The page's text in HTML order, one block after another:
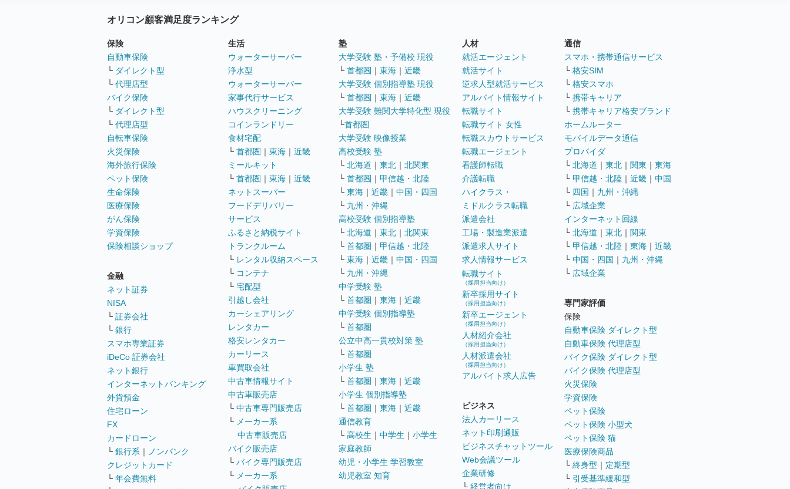
オリコン顧客満足度ランキング
保険
自動車保険
└ ダイレクト型
└ 代理店型
バイク保険
└ ダイレクト型
└ 代理店型
自転車保険
火災保険
海外旅行保険
ペット保険
生命保険
医療保険
がん保険
学資保険
保険相談ショップ
金融
ネット証券
NISA
└ 証券会社
└ 銀行
スマホ専業証券
iDeCo 証券会社
ネット銀行
インターネットバンキング
外貨預金
住宅ローン
FX
カードローン
└ 銀行系 ｜
ノンバンク
クレジットカード
└ 年会費無料
生活
ウォーターサーバー
浄水型
ウォーターサーバー
家事代行サービス
ハウスクリーニング
コインランドリー
食材宅配
└ 首都圏 ｜ 東海 ｜ 近畿
ミールキット
└ 首都圏 ｜ 東海 ｜ 近畿
ネットスーパー
フードデリバリー
サービス
ふるさと納税サイト
トランクルーム
└ レンタル収納スペース
└ コンテナ
└ 宅配型
引越し会社
カーシェアリング
レンタカー
格安レンタカー
カーリース
車買取会社
中古車情報サイト
中古車販売店
└ 中古車専門販売店
└ メーカー系
中古車販売店
バイク販売店
└ バイク専門販売店
└ メーカー系
塾
大学受験 塾・予備校 現役
└ 首都圏 ｜ 東海 ｜ 近畿
大学受験 個別指導塾 現役
└ 首都圏 ｜ 東海 ｜ 近畿
大学受験 難関大学特化型 現役
└首都圏
大学受験 映像授業
高校受験 塾
└ 北海道 ｜ 東北 ｜ 北関東
└ 首都圏 ｜ 甲信越・北陸
└ 東海 ｜ 近畿 ｜ 中国・四国
└ 九州・沖縄
高校受験 個別指導塾
└ 北海道 ｜ 東北 ｜ 北関東
└ 首都圏 ｜ 甲信越・北陸
└ 東海 ｜ 近畿 ｜ 中国・四国
└ 九州・沖縄
中学受験 塾
└ 首都圏 ｜ 東海 ｜ 近畿
中学受験 個別指導塾
└ 首都圏
公立中高一貫校対策 塾
└ 首都圏
小学生 塾
└ 首都圏 ｜ 東海 ｜ 近畿
小学生 個別指導塾
└ 首都圏 ｜ 東海 ｜ 近畿
通信教育
└ 高校生 ｜ 中学生 ｜ 小学生
家庭教師
幼児・小学生 学習教室
幼児教室 知育
人材
就活エージェント
就活サイト
逆求人型就活サービス
アルバイト情報サイト
転職サイト
転職サイト 女性
転職スカウトサービス
転職エージェント
看護師転職
介護転職
ハイクラス・
ミドルクラス転職
派遣会社
工場・製造業派遣
派遣求人サイト
求人情報サービス
転職サイト
（採用担当向け）
新卒採用サイト
（採用担当向け）
新卒エージェント
（採用担当向け）
人材紹介会社
（採用担当向け）
人材派遣会社
（採用担当向け）
アルバイト求人広告
ビジネス
法人カーリース
ネット印刷通販
ビジネスチャットツール
Web会議ツール
企業研修
└ 経営者向け
通信
スマホ・携帯通信サービス
└ 格安SIM
└ 格安スマホ
└ 携帯キャリア
└ 携帯キャリア格安ブランド
ホームルーター
モバイルデータ通信
プロバイダ
└ 北海道 ｜ 東北 ｜ 関東 ｜ 東海
└ 甲信越・北陸 ｜ 近畿 ｜ 中国
└ 四国 ｜ 九州・沖縄
└ 広域企業
インターネット回線
└ 北海道 ｜ 東北 ｜ 関東
└ 甲信越・北陸 ｜ 東海 ｜ 近畿
└ 中国・四国 ｜ 九州・沖縄
└ 広域企業
専門家評価
保険
自動車保険 ダイレクト型
自動車保険 代理店型
バイク保険 ダイレクト型
バイク保険 代理店型
火災保険
学資保険
ペット保険
ペット保険 小型犬
ペット保険 猫
医療保険商品
└ 終身型 ｜ 定期型
└ 引受基準緩和型